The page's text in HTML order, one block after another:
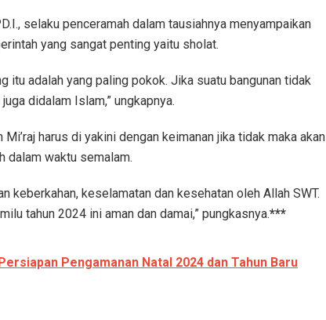
selaku penceramah dalam tausiahnya menyampaikan
yang sangat penting yaitu sholat.
itu adalah yang paling pokok. Jika suatu bangunan tidak
didalam Islam,” ungkapnya.
harus di yakini dengan keimanan jika tidak maka akan
dalam waktu semalam.
keberkahan, keselamatan dan kesehatan oleh Allah SWT.
tahun 2024 ini aman dan damai,” pungkasnya.***
Pengamanan Natal 2024 dan Tahun Baru